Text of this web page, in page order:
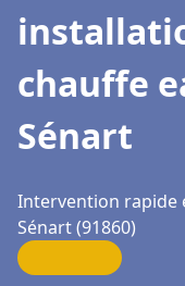
chauffe
Sénart
Intervention rapide
Sénart (91860)